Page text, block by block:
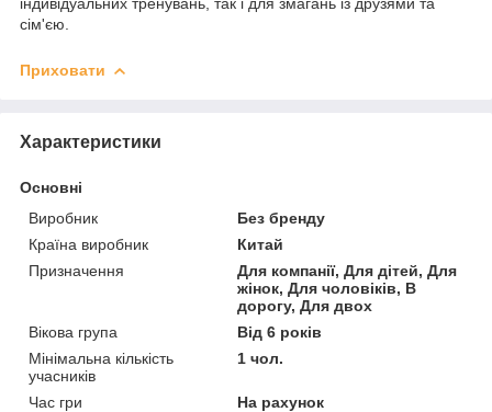
сім'єю.
Приховати
Характеристики
Основні
Виробник
Без бренду
Країна виробник
Китай
Призначення
Для компанії, Для дітей, Для
жінок, Для чоловіків, В
дорогу, Для двох
Вікова група
Від 6 років
Мінімальна кількість
учасників
1 чол.
Час гри
На рахунок